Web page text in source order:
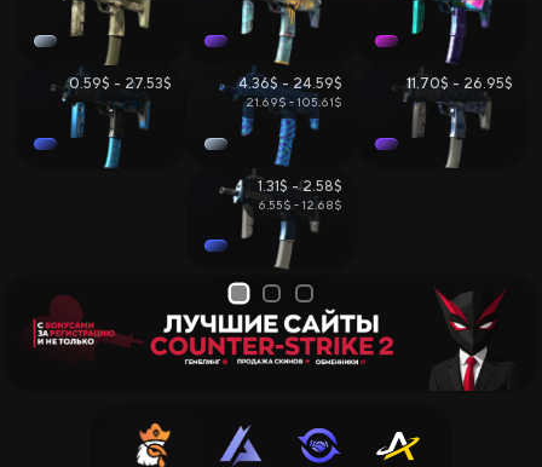
0.59$ - 27.53$ 4.36$ - 24.59$
21.69$ - 105.61$
11.70$ - 26.95$
1.31$ - 2.58$
6.55$ - 12.68$
1 2 3